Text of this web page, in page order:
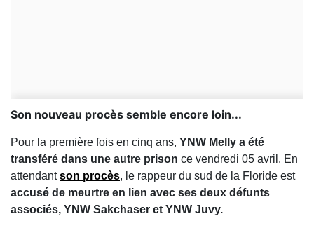
Son nouveau procès semble encore loin...
Pour la première fois en cinq ans, YNW Melly a été
transféré dans une autre prison ce vendredi 05 avril. En
attendantson procès, le rappeur du sud de la Floride est
accusé de meurtre en lien avec ses deux défunts
associés, YNW Sakchaser et YNW Juvy.